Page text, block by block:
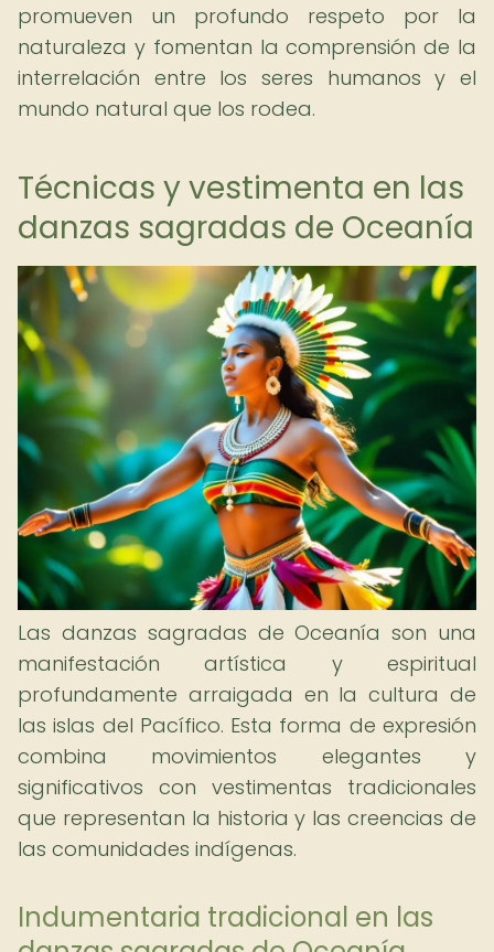
promueven un profundo respeto por la
naturaleza y fomentan la comprensión de la
interrelación entre los seres humanos y el
mundo natural que los rodea.
Técnicas y vestimenta en las
danzas sagradas de Oceanía
Las danzas sagradas de Oceanía son una
manifestación artística y espiritual
profundamente arraigada en la cultura de
las islas del Pacífico. Esta forma de expresión
combina movimientos elegantes y
significativos con vestimentas tradicionales
que representan la historia y las creencias de
las comunidades indígenas.
Indumentaria tradicional en las